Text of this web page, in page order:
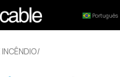
Português
/